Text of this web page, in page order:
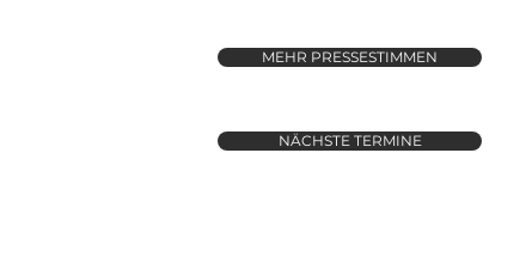
MEHR PRESSESTIMMEN
NÄCHSTE TERMINE